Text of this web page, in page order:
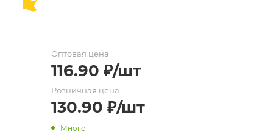
Оптовая цена
116.90 ₽/шт
Розничная цена
130.90 ₽/шт
Много